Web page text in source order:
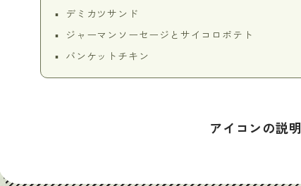
デミカツサンド
ジャーマンソーセージとサイコロポテト
バンケットチキン
アイコンの説明